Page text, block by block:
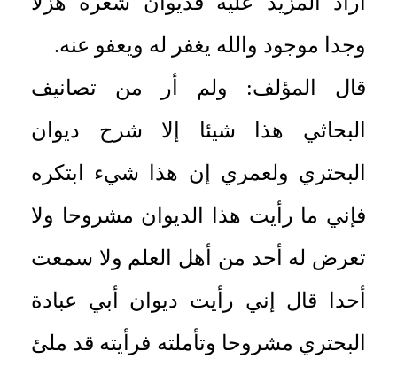
وجدا موجود والله يغفر له ويعفو عنه.
قال المؤلف: ولم أر من تصانيف
البحاثي هذا شيئا إلا شرح ديوان
البحتري ولعمري إن هذا شيء ابتكره
فإني ما رأيت هذا الديوان مشروحا ولا
تعرض له أحد من أهل العلم ولا سمعت
أحدا قال إني رأيت ديوان أبي عبادة
البحتري مشروحا وتأملته فرأيته قد ملئ